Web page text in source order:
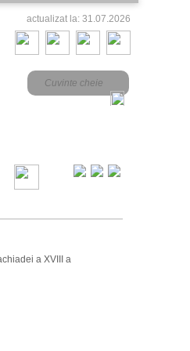
actualizat la: 31.07.2026
a XVIII a